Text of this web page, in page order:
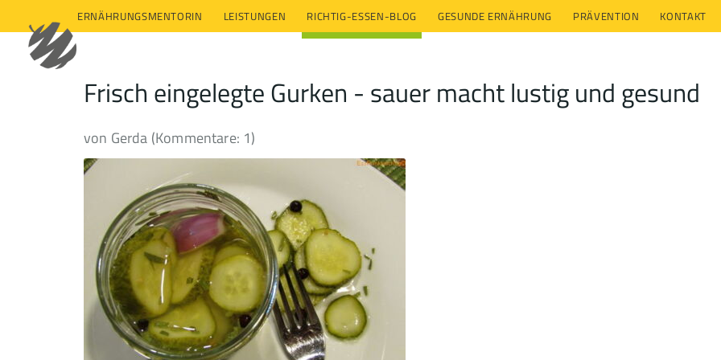
ERNÄHRUNGSMENTORIN LEISTUNGEN RICHTIG-ESSEN-BLOG GESUNDE ERNÄHRUNG PRÄVENTION KONTAKT
Frisch eingelegte Gurken - sauer macht lustig und gesund
von Gerda (Kommentare: 1)